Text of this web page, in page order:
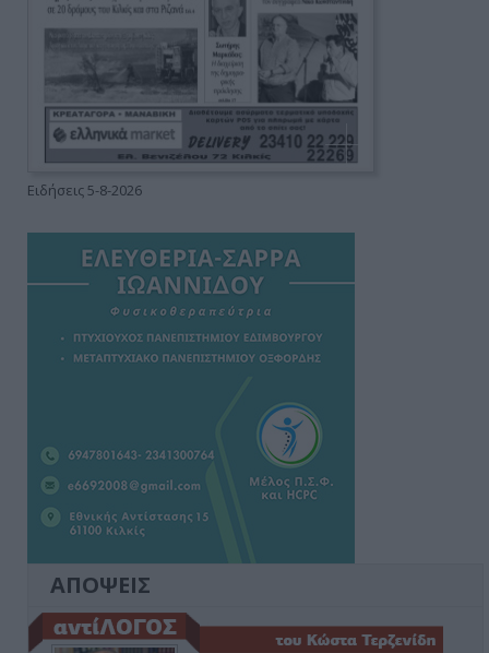
Ειδήσεις 5-8-2026
ΑΠΟΨΕΙΣ